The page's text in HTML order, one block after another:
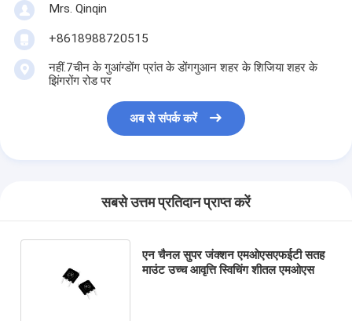
Mrs. Qinqin
+8618988720515
नहीं.7चीन के गुआंग्डोंग प्रांत के डोंगगुआन शहर के शिजिया शहर के
झिंगरोंग रोड पर
अब से संपर्क करें
सबसे उत्तम प्रतिदान प्राप्त करें
एन चैनल सुपर जंक्शन एमओएसएफईटी सतह
माउंट उच्च आवृत्ति स्विचिंग शीतल एमओएस